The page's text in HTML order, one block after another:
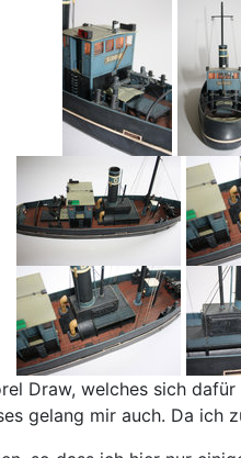
Draw, welches sich
gelang mir auch. Da